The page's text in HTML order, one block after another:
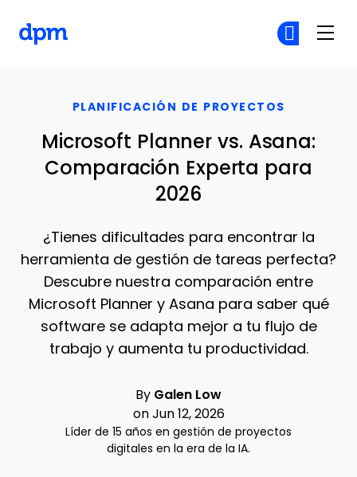
PLANIFICACIÓN DE PROYECTOS
Microsoft Planner vs. Asana:
Comparación Experta para
2026
¿Tienes dificultades para encontrar la
herramienta de gestión de tareas perfecta?
Descubre nuestra comparación entre
Microsoft Planner y Asana para saber qué
software se adapta mejor a tu flujo de
trabajo y aumenta tu productividad.
By Galen Low
on Jun 12, 2026
Líder de 15 años en gestión de proyectos
digitales en la era de la IA.